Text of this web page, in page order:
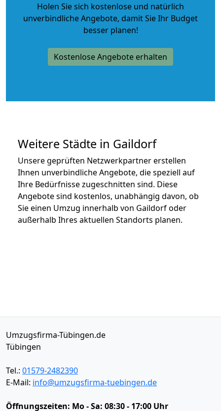
Holen Sie sich kostenlose und natürlich
unverbindliche Angebote, damit Sie Ihr Budget
besser planen!
Kostenlose Angebote erhalten
Weitere Städte in Gaildorf
Unsere geprüften Netzwerkpartner erstellen
Ihnen unverbindliche Angebote, die speziell auf
Ihre Bedürfnisse zugeschnitten sind. Diese
Angebote sind kostenlos, unabhängig davon, ob
Sie einen Umzug innerhalb von Gaildorf oder
außerhalb Ihres aktuellen Standorts planen.
Umzugsfirma-Tübingen.de
Tübingen
Tel.: 01579-2482390
E-Mail: info@umzugsfirma-tuebingen.de
Öffnungszeiten: Mo - Sa: 08:30 - 17:00 Uhr